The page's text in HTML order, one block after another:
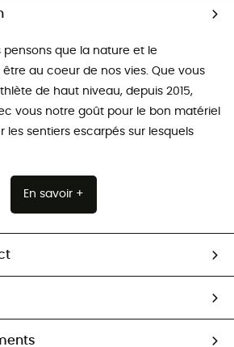
pensons que la nature et le
au coeur de nos vies. Que vous
de haut niveau, depuis 2015,
vous notre goût pour le bon matériel
les sentiers escarpés sur lesquels
En savoir +